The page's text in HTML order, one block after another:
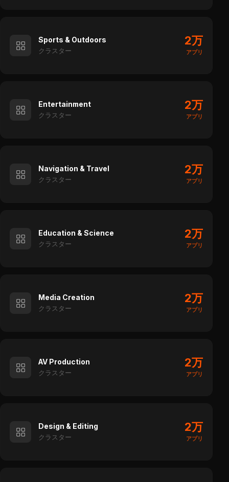
Sports & Outdoors
クラスター
2万
アプリ
Entertainment
クラスター
2万
アプリ
Navigation & Travel
クラスター
2万
アプリ
Education & Science
クラスター
2万
アプリ
Media Creation
クラスター
2万
アプリ
AV Production
クラスター
2万
アプリ
Design & Editing
クラスター
2万
アプリ